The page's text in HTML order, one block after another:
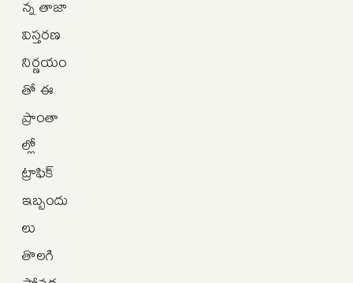
న్న తాజా
విస్తరణ
నిర్ణయం
తో ఈ
ప్రాంతా
ల్లో
ట్రాఫిక్
ఇబ్బందు
లు
తొలగి